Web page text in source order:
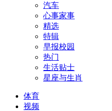
汽车
心事家事
精选
特辑
早报校园
热门
生活贴士
星座与生肖
体育
视频